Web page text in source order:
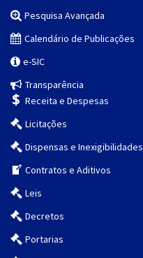
Pesquisa Avançada
Calendário de Publicações
e-SIC
Transparência
Receita e Despesas
Licitações
Dispensas e Inexigibilidades
Contratos e Aditivos
Leis
Decretos
Portarias